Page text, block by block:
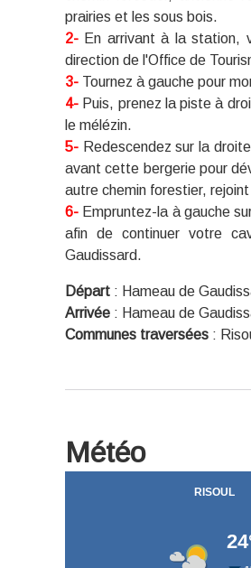
prairies et les sous bois.
2- En arrivant à la station,
direction de l'Office de
3- Tournez à gauche pour
4- Puis, prenez la piste à
le mélézin.
5- Redescendez sur la
avant cette bergerie pour
autre chemin forestier,
6- Empruntez-la à gauche
afin de continuer votre
Gaudissard.
Départ : Hameau de
Arrivée : Hameau de
Communes traversées :
Météo